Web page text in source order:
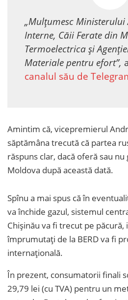
„Mulțumesc
Interne, Căii Ferate din
Termoelectrica și
Materiale pentru efort”,
canalul său de
Amintim că, vicepremierul
săptămâna trecută că partea
răspuns clar, dacă oferă sau nu
Moldova după această dată.
Spînu a mai spus că în
va închide gazul, sistemul
Chișinău va fi trecut pe păcură,
împrumutați de la BERD va fi
internațională.
În prezent, consumatorii finali
29,79 lei (cu TVA) pentru un